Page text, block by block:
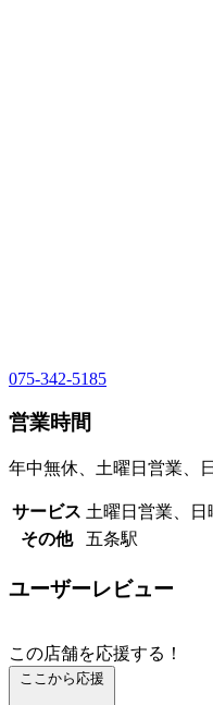
075-342-5185
営業時間
年中無休、土曜日営業、
サービス 土曜日営業、
その他
五条駅
ユーザーレビュー
この店舗を応援する！
ここから応援